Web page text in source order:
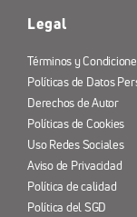
Legal
Términos y
Políticas de Datos
Derechos de Autor
Políticas de Cookies
Uso Redes Sociales
Aviso de Privacidad
Política de calidad
Política del SGD